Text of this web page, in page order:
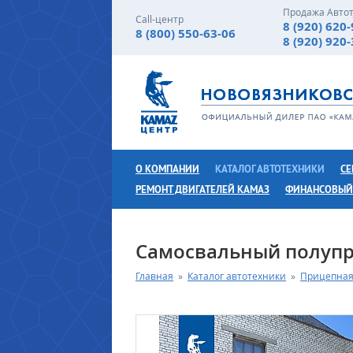
Call-центр
8 (800) 550-63-06
Продажа
8 (920)
8 (920)
О КОМПАНИИ КАТАЛОГ АВТОТЕХНИКИ
РЕМОНТ ДВИГАТЕЛЕЙ КАМАЗ
ФИНАНСОВЫЙ
Самосвальный
Главная » Каталог автотехники »